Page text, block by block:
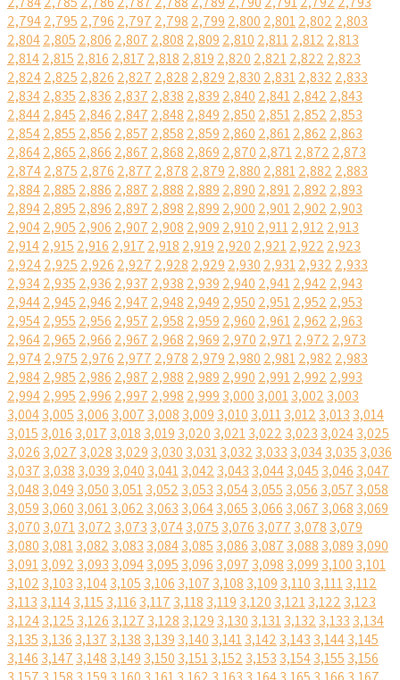
2,7942,795 2,796 2,797 2,798 2,799 2,800 2,8012,802 2,803
2,8042,805 2,806 2,807 2,808 2,809 2,810 2,8112,812 2,813
2,8142,815 2,816 2,817 2,818 2,819 2,820 2,8212,822 2,823
2,8242,825 2,826 2,827 2,828 2,829 2,830 2,8312,832 2,833
2,8342,835 2,836 2,837 2,838 2,839 2,840 2,8412,842 2,843
2,8442,845 2,846 2,847 2,848 2,849 2,850 2,8512,852 2,853
2,8542,855 2,856 2,857 2,858 2,859 2,860 2,8612,862 2,863
2,8642,865 2,866 2,867 2,868 2,869 2,870 2,8712,872 2,873
2,8742,875 2,876 2,877 2,878 2,879 2,880 2,8812,882 2,883
2,8842,885 2,886 2,887 2,888 2,889 2,890 2,8912,892 2,893
2,8942,895 2,896 2,897 2,898 2,899 2,900 2,9012,902 2,903
2,9042,905 2,906 2,907 2,908 2,909 2,910 2,9112,912 2,913
2,9142,915 2,916 2,917 2,918 2,919 2,920 2,9212,922 2,923
2,9242,925 2,926 2,927 2,928 2,929 2,930 2,9312,932 2,933
2,9342,935 2,936 2,937 2,938 2,939 2,940 2,9412,942 2,943
2,9442,945 2,946 2,947 2,948 2,949 2,950 2,9512,952 2,953
2,9542,955 2,956 2,957 2,958 2,959 2,960 2,9612,962 2,963
2,9642,965 2,966 2,967 2,968 2,969 2,970 2,9712,972 2,973
2,9742,975 2,976 2,977 2,978 2,979 2,980 2,9812,982 2,983
2,9842,985 2,986 2,987 2,988 2,989 2,990 2,9912,992 2,993
2,9942,995 2,996 2,997 2,998 2,999 3,000 3,0013,002 3,003
3,0043,005 3,006 3,007 3,008 3,009 3,010 3,0113,012 3,013 3,014
3,015 3,016 3,017 3,018 3,019 3,020 3,0213,022 3,023 3,0243,025
3,026 3,027 3,028 3,029 3,030 3,0313,032 3,033 3,0343,035 3,036
3,037 3,038 3,039 3,040 3,0413,042 3,043 3,0443,045 3,046 3,047
3,048 3,049 3,050 3,0513,052 3,053 3,0543,055 3,056 3,057 3,058
3,059 3,060 3,0613,062 3,063 3,0643,065 3,066 3,067 3,068 3,069
3,070 3,0713,072 3,073 3,0743,075 3,076 3,077 3,078 3,079
3,080 3,0813,082 3,083 3,0843,085 3,086 3,087 3,088 3,089 3,090
3,0913,092 3,093 3,0943,095 3,096 3,097 3,098 3,099 3,100 3,101
3,102 3,103 3,1043,105 3,106 3,107 3,108 3,109 3,110 3,1113,112
3,113 3,1143,115 3,116 3,117 3,118 3,119 3,120 3,1213,122 3,123
3,1243,125 3,126 3,127 3,128 3,129 3,130 3,1313,132 3,133 3,134
3,135 3,136 3,137 3,138 3,139 3,140 3,1413,142 3,143 3,1443,145
3,146 3,147 3,148 3,149 3,150 3,1513,152 3,153 3,1543,155 3,156